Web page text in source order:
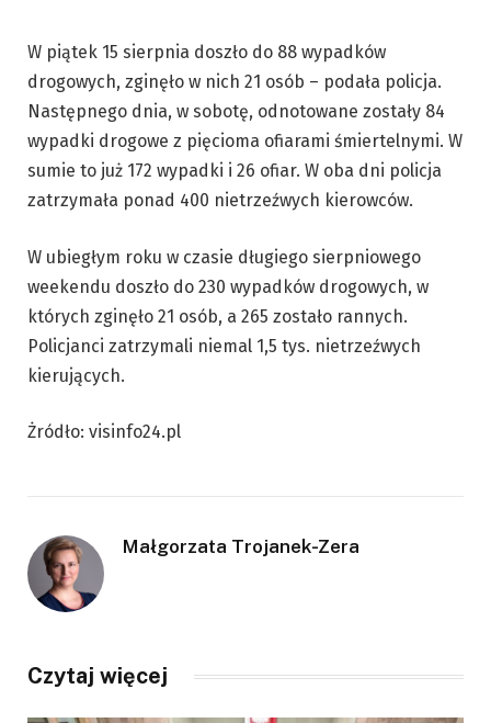
W piątek 15 sierpnia doszło do 88 wypadków
drogowych, zginęło w nich 21 osób – podała policja.
Następnego dnia, w sobotę, odnotowane zostały 84
wypadki drogowe z pięcioma ofiarami śmiertelnymi. W
sumie to już 172 wypadki i 26 ofiar. W oba dni policja
zatrzymała ponad 400 nietrzeźwych kierowców.
W ubiegłym roku w czasie długiego sierpniowego
weekendu doszło do 230 wypadków drogowych, w
których zginęło 21 osób, a 265 zostało rannych.
Policjanci zatrzymali niemal 1,5 tys. nietrzeźwych
kierujących.
Żródło: visinfo24.pl
Małgorzata Trojanek-Zera
Czytaj więcej